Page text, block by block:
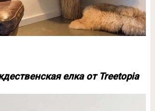
елка от Treetopia